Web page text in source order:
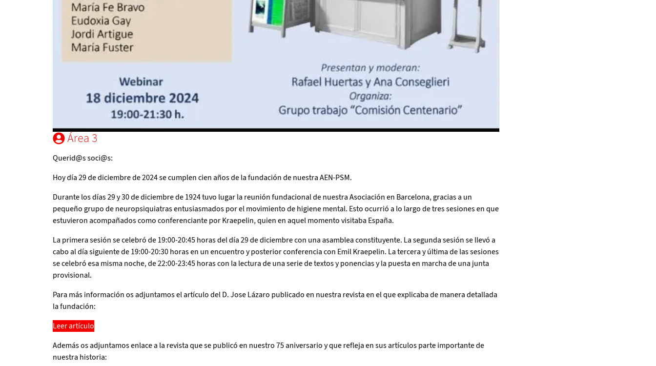
Área 3
Querid@s soci@s:
Hoy día 29 de diciembre de 2024 se cumplen cien años de la fundación de nuestra AEN-PSM.
Durante los días 29 y 30 de diciembre de 1924 tuvo lugar la reunión fundacional de nuestra Asociación en Barcelona, gracias a un
pequeño grupo de neuropsiquiatras entusiasmados por el movimiento de higiene mental. Esto ocurrió a lo largo de tres sesiones en que
estuvieron acompañados como conferenciante por Kraepelin, quien en aquel momento visitaba España.
La primera sesión se celebró de 19:00-20:45 horas del día 29 de diciembre con una asamblea constituyente. La segunda sesión se llevó a
cabo al día siguiente de 19:00-20:30 horas en un encuentro y posterior conferencia con Emil Kraepelin. La tercera y última de las sesiones
se celebró esa misma noche, de 22:00-23:45 horas con la lectura de una serie de textos y ponencias y la puesta en marcha de una junta
provisional.
Para más información os adjuntamos el artículo del D. Jose Lázaro publicado en nuestra revista en el que explicaba de manera detallada
la fundación:
Leer artículo
Además os adjuntamos enlace a la revista que se publicó en nuestro 75 aniversario y que refleja en sus artículos parte importante de
nuestra historia: